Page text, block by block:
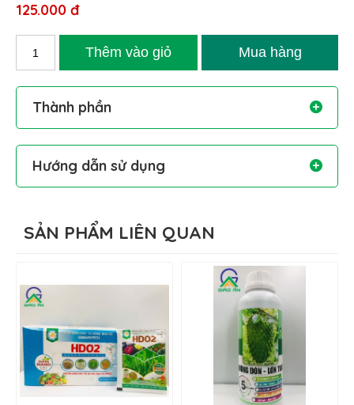
125.000 đ
Thành phần
P O
: 30%
hh
trọng (dạng lỏng): 1,45
pH (dạng lỏng): 4,0
Hướng dẫn sử dụng
Pha 60-80ml/ bình 25L
SẢN PHẨM LIÊN QUAN